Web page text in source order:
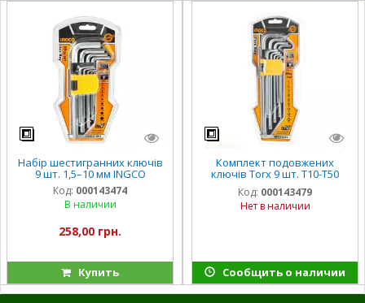
Набір шестигранних ключів
9 шт. 1,5–10 мм INGCO
Код: 000143474
В наличии
258,00 грн.
Купить
Комплект подовжених
ключів Torx 9 шт. Т10-Т50
INGCO
Код: 000143479
Нет в наличии
Сообщить о наличии